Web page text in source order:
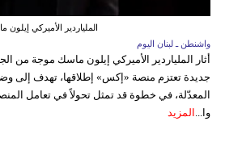
الملياردير الأميركي إيلون
واشنطن ـ لبنان اليوم
أثار الملياردير الأميركي إيلون ماسك موجة من
جديدة تعتزم منصة «إكس» إطلاقها، تهدف إلى
المعدّلة، في خطوة قد تمثل تحولاً في تعامل
وا...
المزيد